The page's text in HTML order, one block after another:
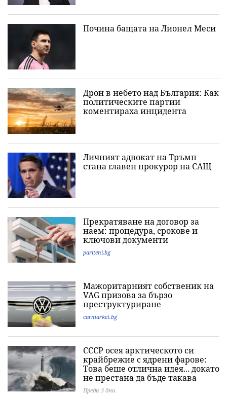
Почина бащата на Лионел Меси
Дрон в небето над България: Как
политическите партии
коментираха инцидента
Личният адвокат на Тръмп
стана главен прокурор на САЩ
Прекратяване на договор за
наем: процедура, срокове и
ключови документи
pariteni.bg
Мажоритарният собственик на
VAG призова за бързо
преструктуриране
carmarket.bg
СССР осея арктическото си
крайбрежие с ядрени фарове:
Това беше отлична идея... докато
не престана да бъде такава
Преди 3 дни